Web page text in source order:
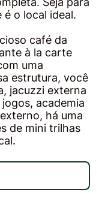
é o local ideal.
café da
à la carte
uma
estrutura, você
jacuzzi externa
academia
há uma
de mini trilhas